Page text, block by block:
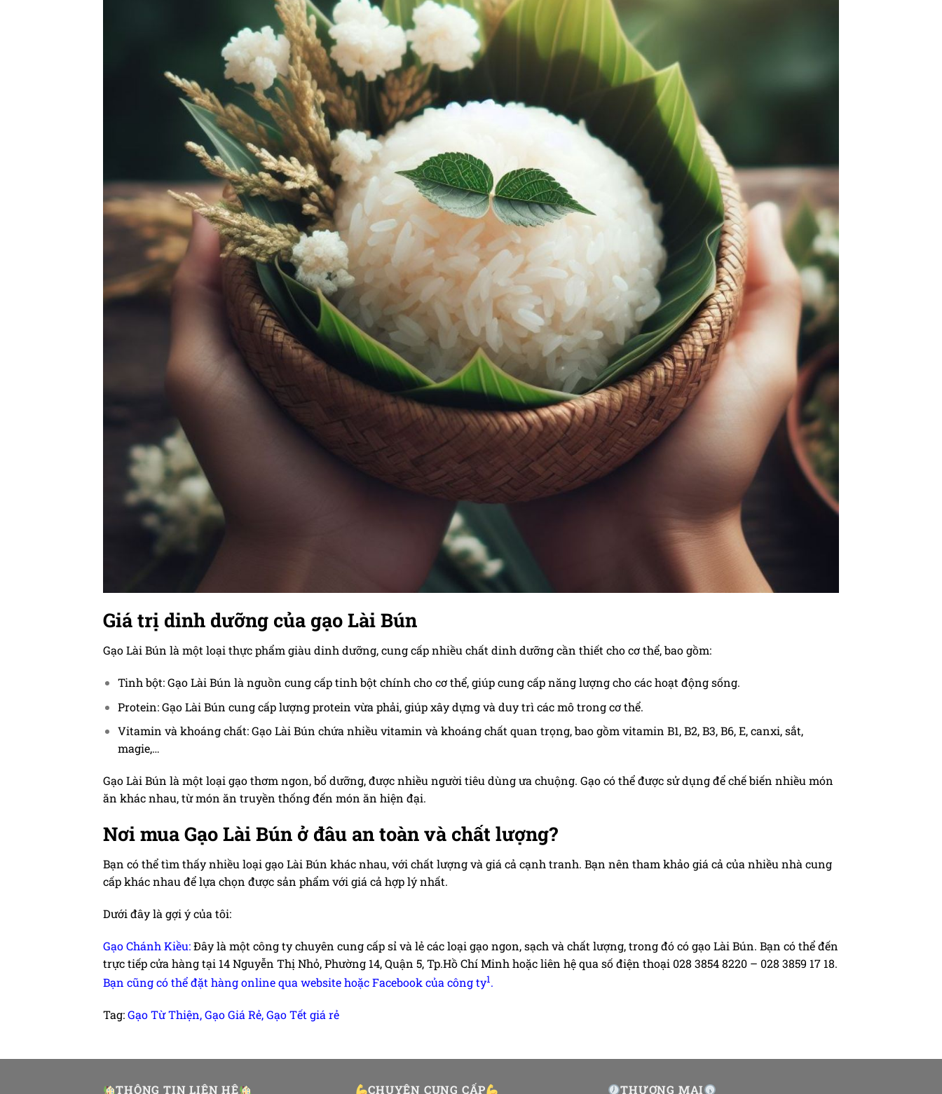
Giá trị dinh dưỡng của gạo Lài Bún
Gạo Lài Bún là một loại thực phẩm giàu dinh dưỡng, cung cấp nhiều chất dinh dưỡng cần thiết cho cơ thể, bao gồm:
Tinh bột: Gạo Lài Bún là nguồn cung cấp tinh bột chính cho cơ thể, giúp cung cấp năng lượng cho các hoạt động sống.
Protein: Gạo Lài Bún cung cấp lượng protein vừa phải, giúp xây dựng và duy trì các mô trong cơ thể.
Vitamin và khoáng chất: Gạo Lài Bún chứa nhiều vitamin và khoáng chất quan trọng, bao gồm vitamin B1, B2, B3, B6, E, canxi, sắt,
magie,…
Gạo Lài Bún là một loại gạo thơm ngon, bổ dưỡng, được nhiều người tiêu dùng ưa chuộng. Gạo có thể được sử dụng để chế biến nhiều món
ăn khác nhau, từ món ăn truyền thống đến món ăn hiện đại.
Nơi mua Gạo Lài Bún ở đâu an toàn và chất lượng?
Bạn có thể tìm thấy nhiều loại gạo Lài Bún khác nhau, với chất lượng và giá cả cạnh tranh. Bạn nên tham khảo giá cả của nhiều nhà cung
cấp khác nhau để lựa chọn được sản phẩm với giá cả hợp lý nhất.
Dưới đây là gợi ý của tôi:
Gạo Chánh Kiều:Đây là một công ty chuyên cung cấp sỉ và lẻ các loại gạo ngon, sạch và chất lượng, trong đó có gạo Lài Bún. Bạn có thể đến
trực tiếp cửa hàng tại 14 Nguyễn Thị Nhỏ, Phường 14, Quận 5, Tp.Hồ Chí Minh hoặc liên hệ qua số điện thoại 028 3854 8220 – 028 3859 17 18.
Bạn cũng có thể đặt hàng online qua website hoặc Facebook của công ty1.
Tag:Gạo Từ Thiện,Gạo Giá Rẻ,Gạo Tết giá rẻ
THÔNG TIN LIÊN HỆ CHUYÊN CUNG CẤP THƯƠNG MẠI